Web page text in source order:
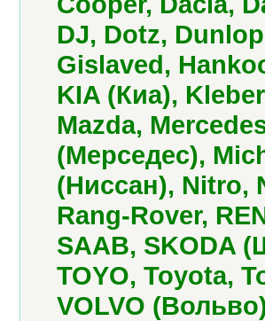
DJ, Dotz,
Gislaved,
KIA (Киа),
Mazda,
(Мерседес),
(Ниссан), Nitro,
Rang-Rover,
SAAB, SKODA
TOYO, Toyota,
VOLVO